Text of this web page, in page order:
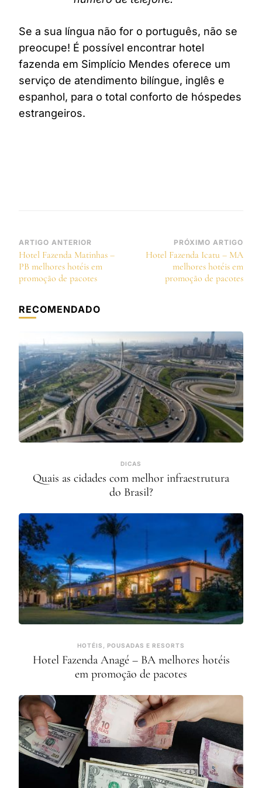
Se a sua língua não for o português, não se
preocupe! É possível encontrar hotel
fazenda em Simplício Mendes oferece um
serviço de atendimento bilíngue, inglês e
espanhol, para o total conforto de hóspedes
estrangeiros.
Navegação
de
post
ARTIGO ANTERIOR
Hotel Fazenda Matinhas –
PB melhores hotéis em
promoção de pacotes
PRÓXIMO ARTIGO
Hotel Fazenda Icatu – MA
melhores hotéis em
promoção de pacotes
RECOMENDADO
DICAS
Quais as cidades com melhor infraestrutura
do Brasil?
HOTÉIS, POUSADAS E RESORTS
Hotel Fazenda Anagé – BA melhores hotéis
em promoção de pacotes